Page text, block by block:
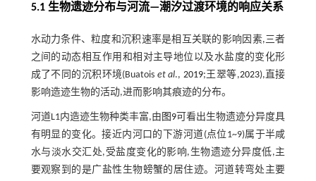
5.1 生物遗迹分布与河流—潮汐过渡环境的响应关系
水动力条件、粒度和沉积速率是相互关联的影响因素,三者
之间的动态相互作用和相对主导地位以及水盐度的变化形
成了不同的沉积环境(Buatois et al., 2019;王翠等,2023),直接
影响造迹生物的活动,进而影响其痕迹的分布。
河道L1内造迹生物种类丰富,由 图9可看出生物遗迹分异度具
有明显的变化。接近内河口的下游河道(点位1~9)属于半咸
水与淡水交汇处,受盐度变化的影响,生物遗迹分异度低,主
要观察到的是广盐性生物螃蟹的居住迹。河道转弯处主要